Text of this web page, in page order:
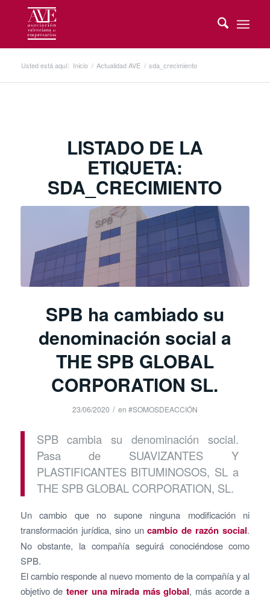
Usted está aquí: Inicio / Actualidad AVE / sda_crecimiento
LISTADO DE LA
ETIQUETA:
SDA_CRECIMIENTO
SPB ha cambiado su
denominación social a
THE SPB GLOBAL
CORPORATION SL.
23/06/2020 / en #SOMOSDEACCIÓN
SPB cambia su denominación social.
Pasa de SUAVIZANTES Y
PLASTIFICANTES BITUMINOSOS, SL a
THE SPB GLOBAL CORPORATION, SL.
Un cambio que no supone ninguna modificación ni
transformación jurídica, sino uncambio de razón social.
No obstante, la compañía seguirá conociéndose como
SPB.
El cambio responde al nuevo momento de la compañía y al
objetivo de tener una mirada más global, más acorde a